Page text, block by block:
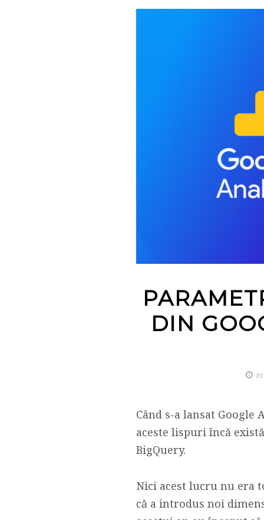
DIN
Când s-a lansat
aceste lispuri încă
BigQuery.
Nici acest lucru nu era
că a introdus noi